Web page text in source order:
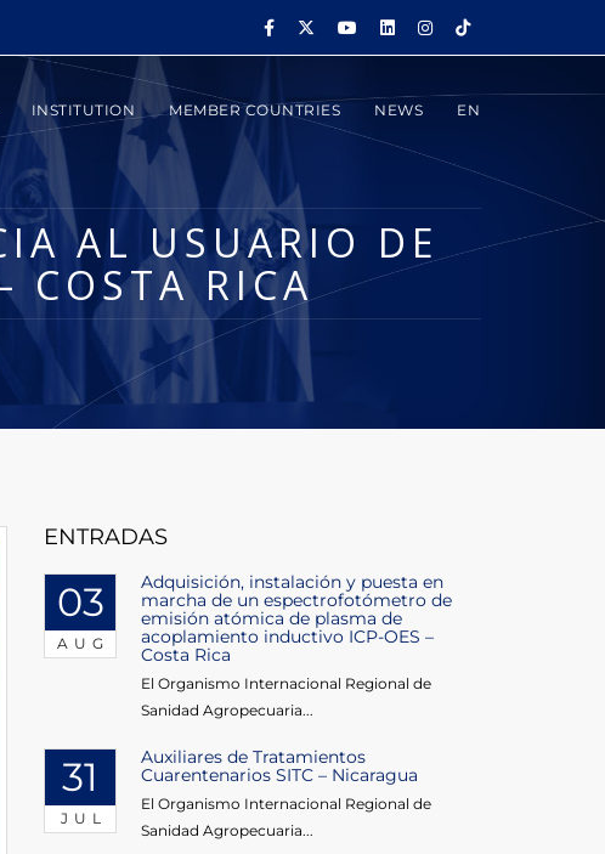
INSTITUTION MEMBER COUNTRIES NEWS EN
AL USUARIO DE
COSTA RICA
ENTRADAS
03
AUG
Adquisición, instalación y puesta en
marcha de un espectrofotómetro de
emisión atómica de plasma de
acoplamiento inductivo ICP-OES –
Costa Rica
El Organismo Internacional Regional de
Sanidad Agropecuaria...
31
JUL
Auxiliares de Tratamientos
Cuarentenarios SITC – Nicaragua
El Organismo Internacional Regional de
Sanidad Agropecuaria...